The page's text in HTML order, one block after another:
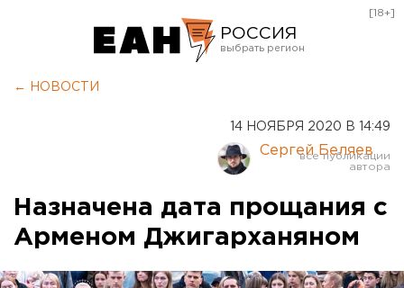
РОССИЯ
Курган
Оренбург
[18+]
← НОВОСТИ
14 НОЯБРЯ 2020 В 14:49
Сергей Беляев
Назначена дата прощания с
Арменом Джигарханяном